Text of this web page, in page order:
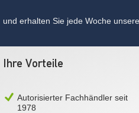
und erhalten Sie jede Woche
Ihre Vorteile
Autorisierter Fachhändler seit
1978